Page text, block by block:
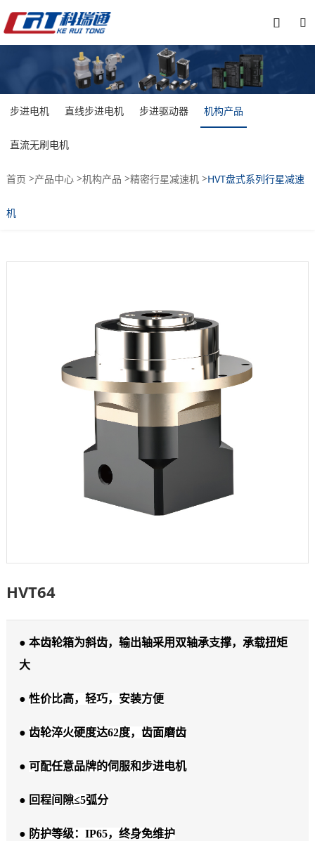


步进电机 直线步进电机 步进驱动器 机构产品
直流无刷电机
首页 >产品中心>机构产品 >精密行星减速机>HVT盘式系列行星减速
机
HVT64
● 本齿轮箱为斜齿，输出轴采用双轴承支撑，承载扭矩
大
● 性价比高，轻巧，安装方便
● 齿轮淬火硬度达62度，齿面磨齿
● 可配任意品牌的伺服和步进电机
● 回程间隙≤5弧分
● 防护等级：IP65，终身免维护